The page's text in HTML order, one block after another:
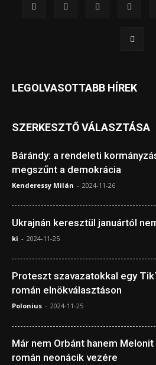
LEGOLVASOTTABB HÍREK
SZERKESZTŐ VÁLASZTÁSA
Bárándy: a rendeleti
megszűnt a demokrácia
Kenderessy Milán - 2024-11-26
Ukrajnán keresztül januártól
ki - 2024-11-25
Proteszt szavazatokkal egy
román elnökválasztáson
Polonius - 2024-11-25
Már nem Orbánt hanem
román neonácik vezére